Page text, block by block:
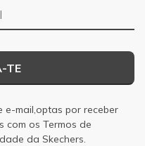
TE
mail,optas por receber
com os Termos de
da Skechers.